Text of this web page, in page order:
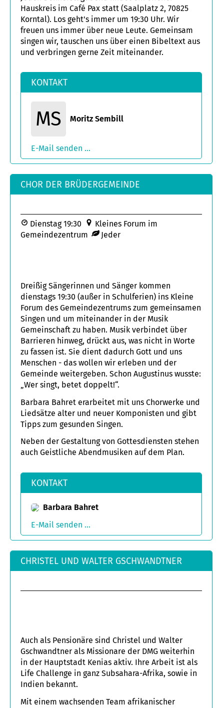
Hauskreis im Café Pax statt (Saalplatz 2, 70825
Korntal). Los geht's immer um 19:30 Uhr. Wir
freuen uns immer über neue Leute. Gemeinsam
singen wir, tauschen uns über einen Bibeltext aus
und verbringen gerne Zeit miteinander.
KONTAKT
MS Moritz Sembill
E-Mail senden ...
CHOR DER BRÜDERGEMEINDE
Dreißig Sängerinnen und Sänger kommen
dienstags 19:30 (außer in Schulferien) ins Kleine
Forum des Gemeindezentrums zum gemeinsamen
Singen und um miteinander in der Musik
Gemeinschaft zu haben. Musik verbindet über
Barrieren hinweg, drückt aus, was nicht in Worte
zu fassen ist. Sie dient dadurch Gott und uns
Menschen - das wollen wir erleben und der
Gemeinde weitergeben. Schon Augustinus wusste:
„Wer singt, betet doppelt!“.
Barbara Bahret erarbeitet mit uns Chorwerke und
Liedsätze alter und neuer Komponisten und gibt
Tipps zum gesunden Singen.
Neben der Gestaltung von Gottesdiensten stehen
auch Geistliche Abendmusiken auf dem Plan.
Dienstag 19:30
Kleines Forum im
Gemeindezentrum
Jeder
KONTAKT
Barbara Bahret
E-Mail senden ...
CHRISTEL UND WALTER GSCHWANDTNER
Auch als Pensionäre sind Christel und Walter
Gschwandtner als Missionare der DMG weiterhin
in der Hauptstadt Kenias aktiv. Ihre Arbeit ist als
Life Challenge in ganz Subsahara-Afrika, sowie in
Indien bekannt.
Mit einem wachsenden Team afrikanischer